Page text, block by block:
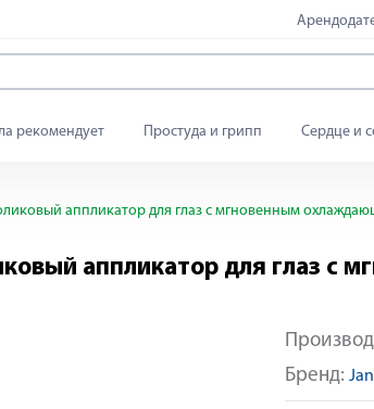
рекомендует Простуда и грипп Сердце и
аппликатор для глаз с мгновенным
аппликатор для глаз
Бренд: